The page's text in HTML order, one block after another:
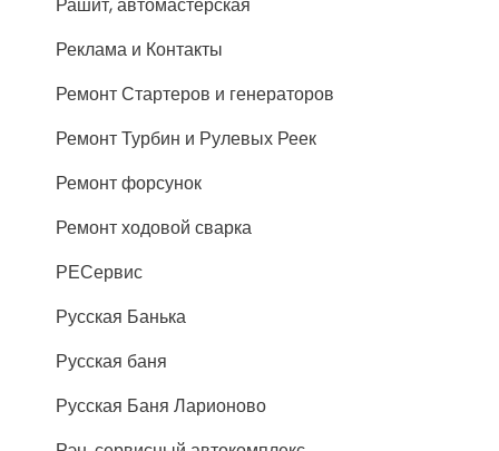
Рашит, автомастерская
Реклама и Контакты
Ремонт Стартеров и генераторов
Ремонт Турбин и Рулевых Реек
Ремонт форсунок
Ремонт ходовой сварка
РЕСервис
Русская Банька
Русская баня
Русская Баня Ларионово